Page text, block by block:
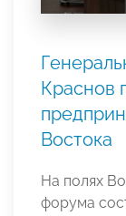
Краснов
Востока
На полях
форума